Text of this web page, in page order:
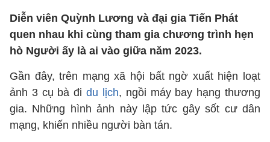
Diễn viên Quỳnh Lương và đại gia Tiến Phát
quen nhau khi cùng tham gia chương trình hẹn
hò Người ấy là ai vào giữa năm 2023.
Gần đây, trên mạng xã hội bất ngờ xuất hiện loạt
ảnh 3 cụ bà đidu lịch, ngồi máy bay hạng thương
gia. Những hình ảnh này lập tức gây sốt cư dân
mạng, khiến nhiều người bàn tán.